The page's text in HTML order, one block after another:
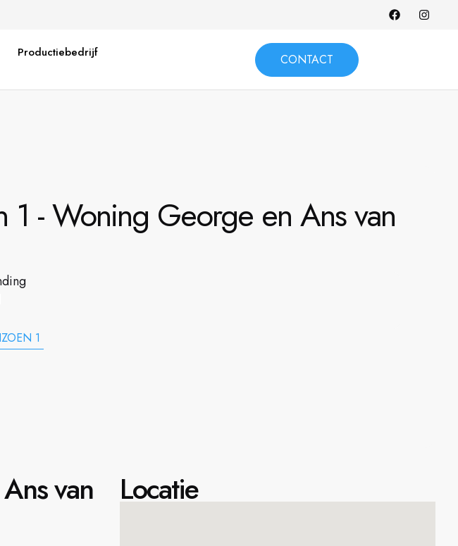
Productiebedrijf CONTACT
1 - Woning George en Ans van
1
van Locatie